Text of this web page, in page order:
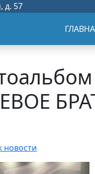
д. 57
новости